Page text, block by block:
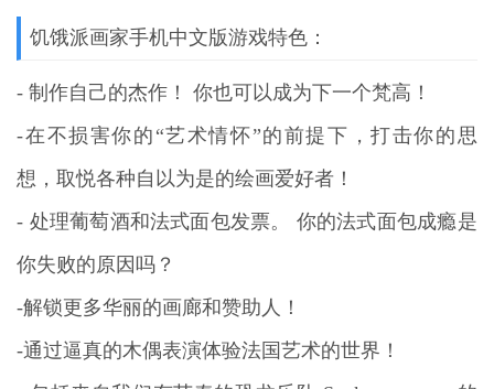
饥饿派画家手机中文版游戏特色：
- 制作自己的杰作！ 你也可以成为下一个梵高！
-在不损害你的“艺术情怀”的前提下，打击你的思
想，取悦各种自以为是的绘画爱好者！
- 处理葡萄酒和法式面包发票。 你的法式面包成瘾是
你失败的原因吗？
-解锁更多华丽的画廊和赞助人！
-通过逼真的木偶表演体验法国艺术的世界！